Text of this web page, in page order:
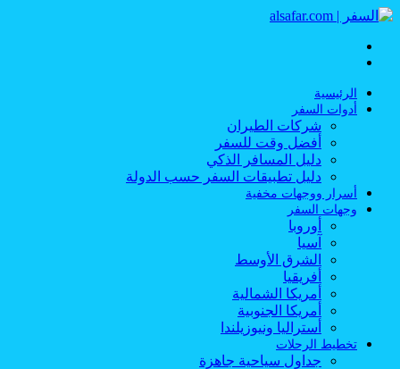
الرئيسية
أدوات السفر
شركات الطيران
أفضل وقت للسفر
دليل المسافر الذكي
دليل تطبيقات السفر حسب الدولة
أسرار ووجهات مخفية
وجهات السفر
أوروبا
آسيا
الشرق الأوسط
أفريقيا
أمريكا الشمالية
أمريكا الجنوبية
أستراليا ونيوزيلندا
تخطيط الرحلات
جداول سياحية جاهزة